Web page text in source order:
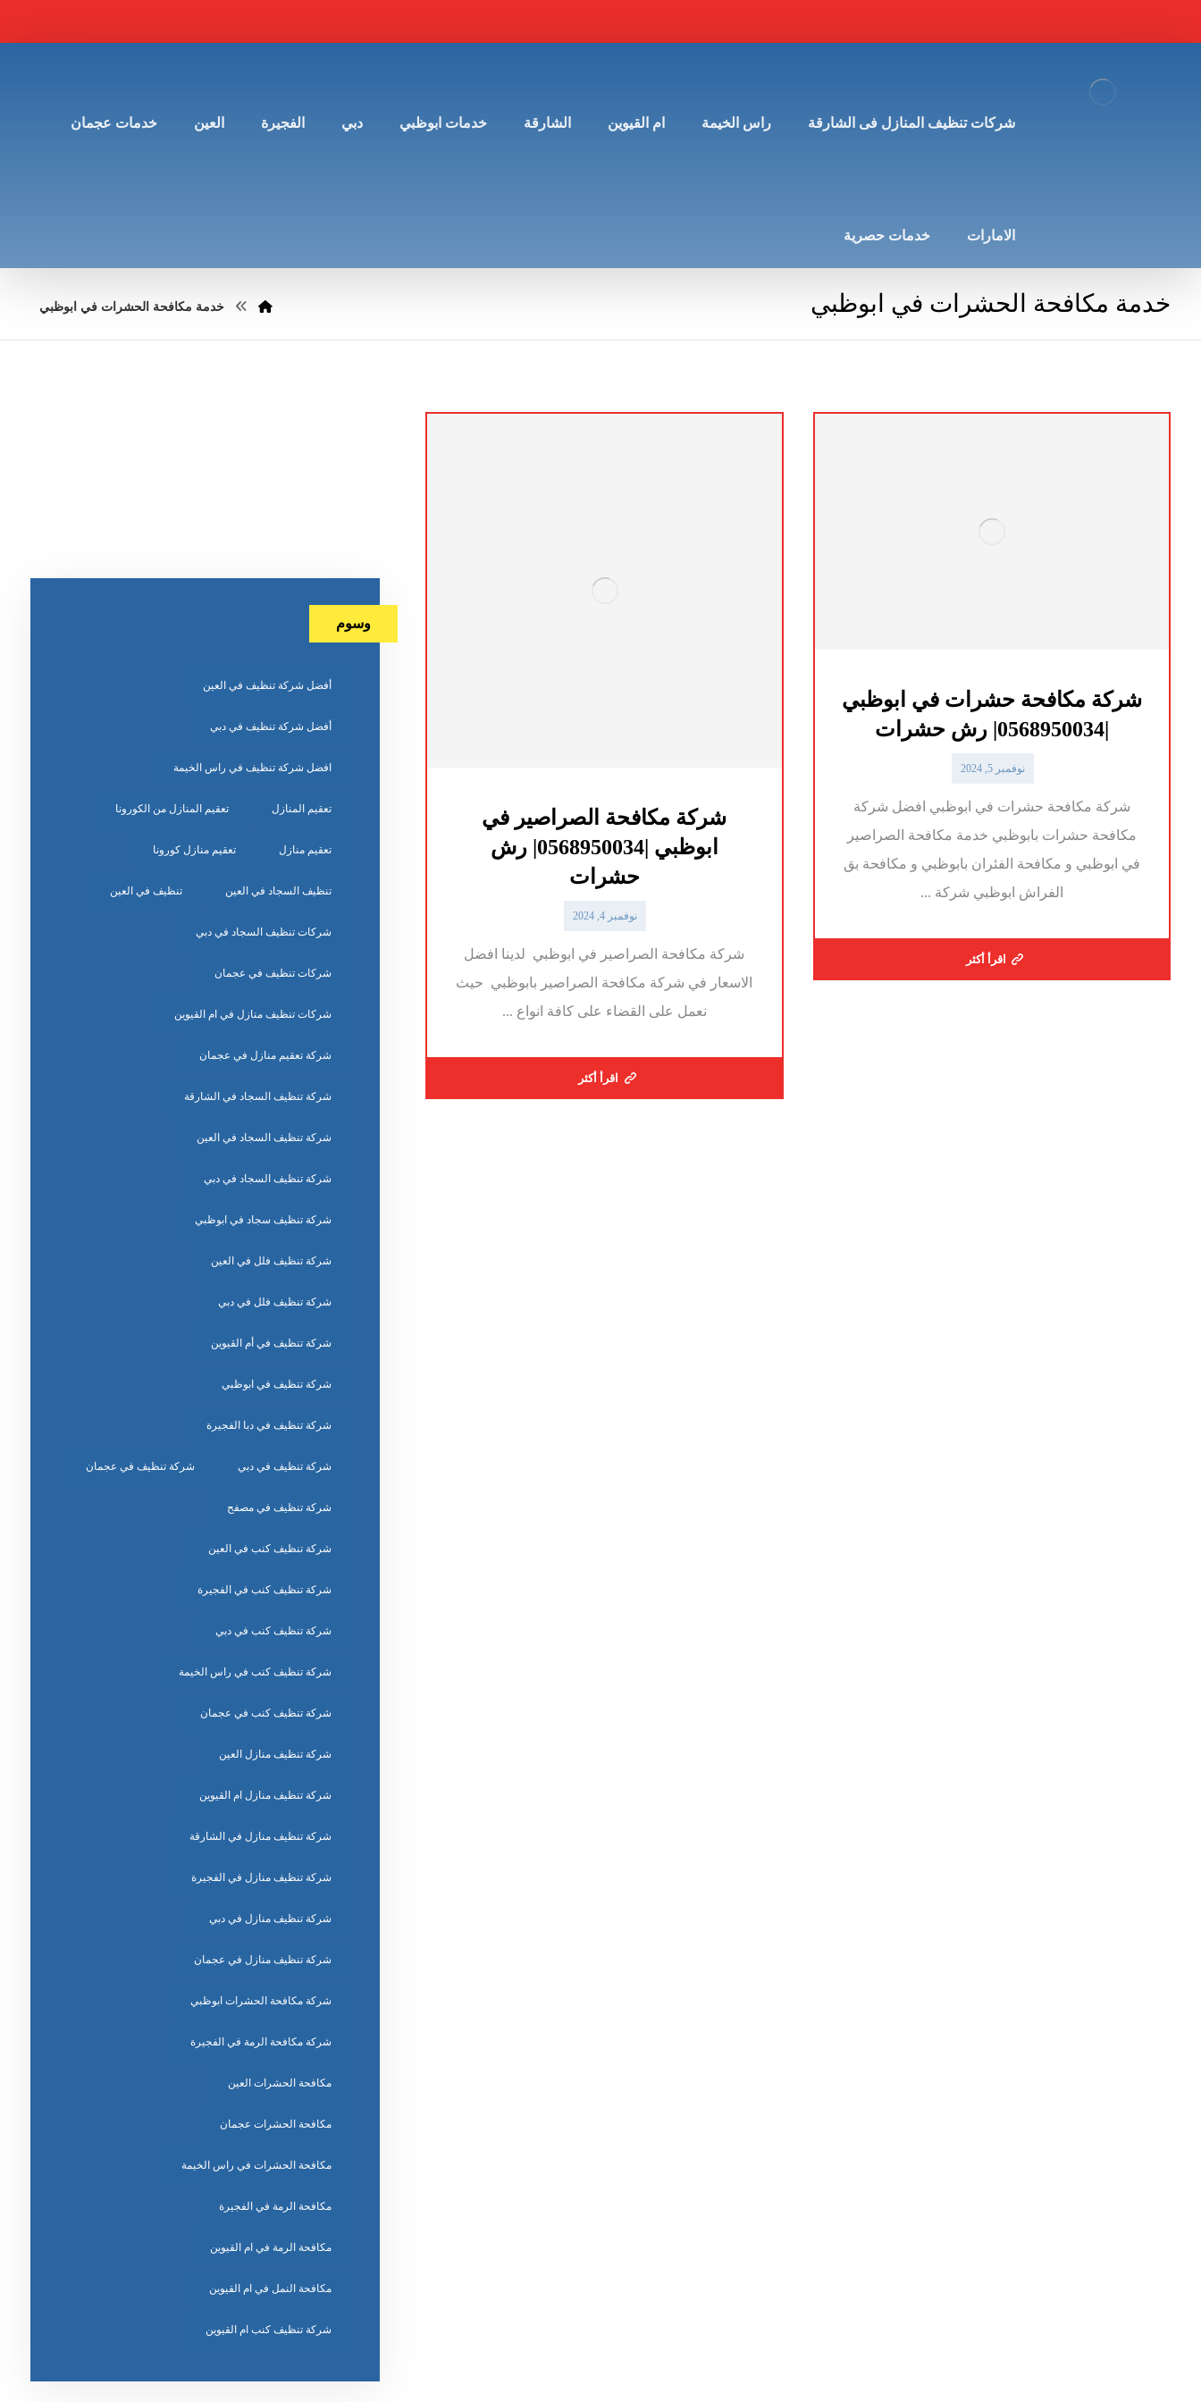
شركات تنظيف المنازل فى الشارقة راس الخيمة ام القيوين الشارقة خدمات ابوظبي دبي الفجيرة العين خدمات عجمان
الامارات خدمات حصرية
خدمة مكافحة الحشرات في ابوظبي خدمة مكافحة الحشرات في ابوظبي
شركة مكافحة حشرات في ابوظبي
نوفمبر 5, 2024
شركة مكافحة حشرات في ابوظبي افضل شركة
مكافحة حشرات بابوظبي خدمة مكافحة الصراصير
في ابوظبي و مكافحة الفئران بابوظبي و مكافحة بق
الفراش ابوظبي شركة ...
اقرأ أكثر
شركة مكافحة الصراصير في
ابوظبي |0568950034| رش
حشرات
نوفمبر 4, 2024
شركة مكافحة الصراصير في ابوظبي لدينا افضل
الاسعار في شركة مكافحة الصراصير بابوظبي حيث
نعمل على القضاء على كافة انواع ...
اقرأ أكثر
وسوم
أفضل شركة تنظيف في العين
أفضل شركة تنظيف في دبي
افضل شركة تنظيف في راس الخيمة
تعقيم المنازل تعقيم المنازل من الكورونا
تعقيم منازل تعقيم منازل كورونا
تنظيف السجاد في العين تنظيف في العين
شركات تنظيف السجاد في دبي
شركات تنظيف في عجمان
شركات تنظيف منازل في ام القيوين
شركة تعقيم منازل في عجمان
شركة تنظيف السجاد في الشارقة
شركة تنظيف السجاد في العين
شركة تنظيف السجاد في دبي
شركة تنظيف سجاد في ابوظبي
شركة تنظيف فلل في العين
شركة تنظيف فلل في دبي
شركة تنظيف في أم القيوين
شركة تنظيف في ابوظبي
شركة تنظيف في دبا الفجيرة
شركة تنظيف في دبي شركة تنظيف في عجمان
شركة تنظيف في مصفح
شركة تنظيف كنب في العين
شركة تنظيف كنب في الفجيرة
شركة تنظيف كنب في دبي
شركة تنظيف كنب في راس الخيمة
شركة تنظيف كنب في عجمان
شركة تنظيف منازل العين
شركة تنظيف منازل ام القيوين
شركة تنظيف منازل في الشارقة
شركة تنظيف منازل في الفجيرة
شركة تنظيف منازل في دبي
شركة تنظيف منازل في عجمان
شركة مكافحة الحشرات ابوظبي
شركة مكافحة الرمة في الفجيرة
مكافحة الحشرات العين
مكافحة الحشرات عجمان
مكافحة الحشرات في راس الخيمة
مكافحة الرمة في الفجيرة
مكافحة الرمة في ام القيوين
مكافحة النمل في ام القيوين